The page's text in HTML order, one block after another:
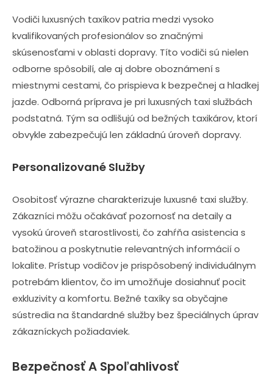
Vodiči luxusných taxíkov patria medzi vysoko
kvalifikovaných profesionálov so značnými
skúsenosťami v oblasti dopravy. Títo vodiči sú nielen
odborne spôsobilí, ale aj dobre oboznámení s
miestnymi cestami, čo prispieva k bezpečnej a hladkej
jazde. Odborná príprava je pri luxusných taxi službách
podstatná. Tým sa odlišujú od bežných taxikárov, ktorí
obvykle zabezpečujú len základnú úroveň dopravy.
Personalizované Služby
Osobitosť výrazne charakterizuje luxusné taxi služby.
Zákazníci môžu očakávať pozornosť na detaily a
vysokú úroveň starostlivosti, čo zahŕňa asistencia s
batožinou a poskytnutie relevantných informácií o
lokalite. Prístup vodičov je prispôsobený individuálnym
potrebám klientov, čo im umožňuje dosiahnuť pocit
exkluzivity a komfortu. Bežné taxíky sa obyčajne
sústredia na štandardné služby bez špeciálnych úprav
zákazníckych požiadaviek.
Bezpečnosť A Spoľahlivosť